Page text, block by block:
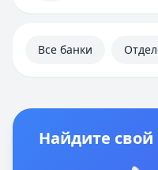
Все банки
Найдите